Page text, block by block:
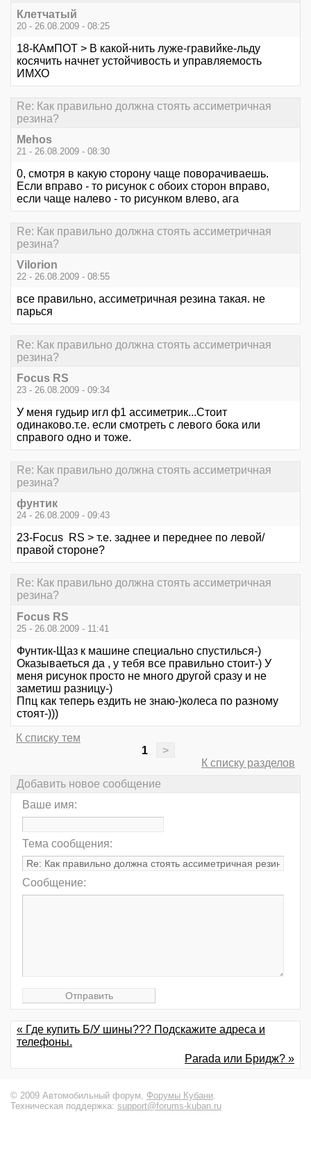
Клетчатый
20 - 26.08.2009 - 08:25
18-КАмПОТ > В какой-нить луже-гравийке-льду
косячить начнет устойчивость и управляемость
ИМХО
Re: Как правильно должна стоять ассиметричная
резина?
Mehos
21 - 26.08.2009 - 08:30
0, смотря в какую сторону чаще поворачиваешь.
Если вправо - то рисунок с обоих сторон вправо,
если чаще налево - то рисунком влево, ага
Re: Как правильно должна стоять ассиметричная
резина?
Vilorion
22 - 26.08.2009 - 08:55
все правильно, ассиметричная резина такая. не
парься
Re: Как правильно должна стоять ассиметричная
резина?
Focus RS
23 - 26.08.2009 - 09:34
У меня гудьир игл ф1 ассиметрик...Стоит
одинаково.т.е. если смотреть с левого бока или
справого одно и тоже.
Re: Как правильно должна стоять ассиметричная
резина?
фунтик
24 - 26.08.2009 - 09:43
23-Focus RS > т.е. заднее и переднее по левой/
правой стороне?
Re: Как правильно должна стоять ассиметричная
резина?
Focus RS
25 - 26.08.2009 - 11:41
Фунтик-Щаз к машине специально спустилься-)
Оказываеться да , у тебя все правильно стоит-) У
меня рисунок просто не много другой сразу и не
заметиш разницу-)
Ппц как теперь ездить не знаю-)колеса по разному
стоят-)))
К списку тем
1
>
К списку разделов
Добавить новое сообщение
Ваше имя:
Тема сообщения:
Сообщение:
« Где купить Б/У шины??? Подскажите адреса и
телефоны.
Parada или Бридж? »
© 2009 Автомобильный форум, Форумы Кубани
Техническая поддержка: support@forums-kuban.ru